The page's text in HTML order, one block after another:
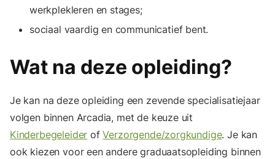
werkplekleren en stages;
sociaal vaardig en communicatief bent.
Wat na deze opleiding?
Je kan na deze opleiding een zevende specialisatiejaar
volgen binnen Arcadia, met de keuze uit
Kinderbegeleider ofVerzorgende/zorgkundige. Je kan
ook kiezen voor een andere graduaatsopleiding binnen